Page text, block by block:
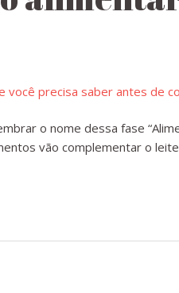
o nome dessa fase
vão complementar o